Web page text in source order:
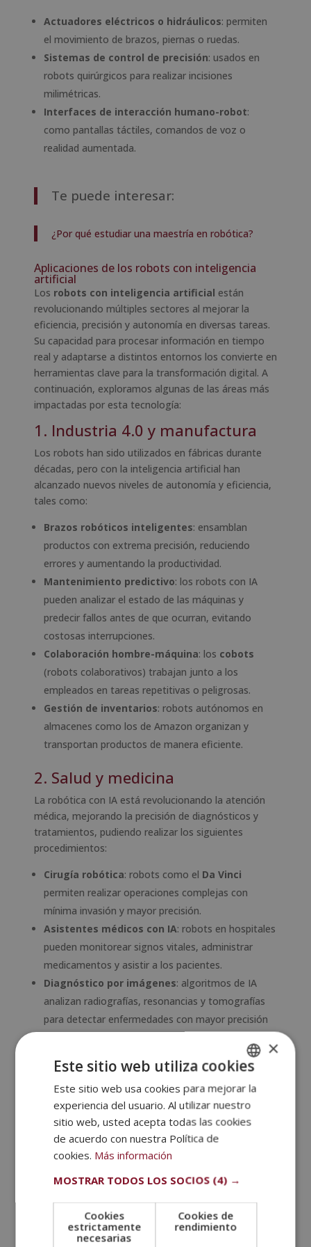
Actuadores eléctricos o hidráulicos: permiten
el movimiento de brazos, piernas o ruedas.
Sistemas de control de precisión: usados en
robots quirúrgicos para realizar incisiones
milimétricas.
Interfaces de interacción humano-robot:
como pantallas táctiles, comandos de voz o
realidad aumentada.
Te puede interesar:
¿Por qué estudiar una maestría en robótica?
Aplicaciones de los robots con inteligencia
artificial
Los robots con inteligencia artificial están
revolucionando múltiples sectores al mejorar la
eficiencia, precisión y autonomía en diversas tareas.
Su capacidad para procesar información en tiempo
real y adaptarse a distintos entornos los convierte en
herramientas clave para la transformación digital. A
continuación, exploramos algunas de las áreas más
impactadas por esta tecnología:
1. Industria 4.0 y manufactura
Los robots han sido utilizados en fábricas durante
décadas, pero con la inteligencia artificial han
alcanzado nuevos niveles de autonomía y eficiencia,
tales como:
Brazos robóticos inteligentes: ensamblan
productos con extrema precisión, reduciendo
errores y aumentando la productividad.
Mantenimiento predictivo: los robots con IA
pueden analizar el estado de las máquinas y
predecir fallos antes de que ocurran, evitando
costosas interrupciones.
Colaboración hombre-máquina: los cobots
(robots colaborativos) trabajan junto a los
empleados en tareas repetitivas o peligrosas.
Gestión de inventarios: robots autónomos en
almacenes como los de Amazon organizan y
transportan productos de manera eficiente.
2. Salud y medicina
La robótica con IA está revolucionando la atención
médica, mejorando la precisión de diagnósticos y
tratamientos, pudiendo realizar los siguientes
procedimientos:
Cirugía robótica: robots como el Da Vinci
permiten realizar operaciones complejas con
mínima invasión y mayor precisión.
Asistentes médicos con IA: robots en hospitales
pueden monitorear signos vitales, administrar
medicamentos y asistir a los pacientes.
Diagnóstico por imágenes: algoritmos de IA
analizan radiografías, resonancias y tomografías
para detectar enfermedades con mayor precisión
robóticos ayudan a pacientes con movilidad
reducida a recuperar funciones motoras.
3. Transporte y logística
robots con inteligencia artificialhan
transformado la forma en que se mueven personas y
mercancías en todo el mundo.
Vehículos autónomos: coches sin conductor,
como los de Tesla y Waymo, utilizan IA para
navegar y evitar obstáculos.
SPANISH
PORTUGUESE
×
Este sitio web utiliza cookies
Este sitio web usa cookies para mejorar la
experiencia del usuario. Al utilizar nuestro
sitio web, usted acepta todas las cookies
de acuerdo con nuestra Política de
cookies. Más información
MOSTRAR TODOS LOS SOCIOS (4) →
Cookies
estrictamente
necesarias
Cookies de
rendimiento